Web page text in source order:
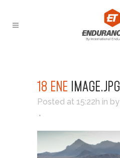
18 ENE IMAGE.JPG
Posted at 15:22h in by